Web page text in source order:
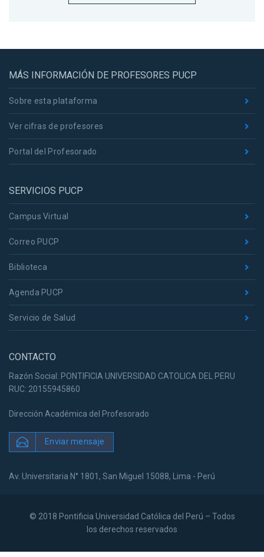
MÁS INFORMACIÓN DE PROFESORES PUCP
Sobre esta plataforma
Ver cifras de profesores
Portal del Profesorado
SERVICIOS PUCP
Campus Virtual
Correo PUCP
Biblioteca
Agenda PUCP
Servicio de Salud
CONTACTO
Razón Social: PONTIFICIA UNIVERSIDAD CATOLICA DEL PERU
RUC: 20155945860
Dirección Académica del Profesorado
Enviar mensaje
Av. Universitaria N° 1801, San Miguel 15088, Lima - Perú
© 2018 Pontificia Universidad Católica del Perú – Todos
los derechos reservados